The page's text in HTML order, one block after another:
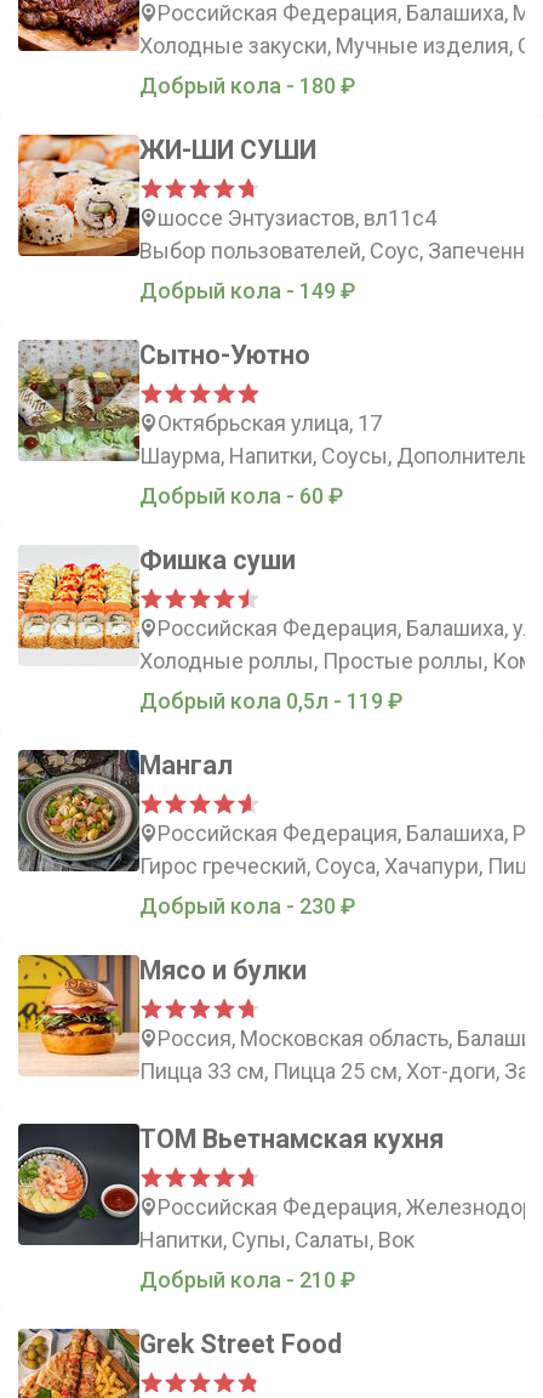
Российская Федерация, Балашиха,
Холодные закуски, Мучные изделия,
Добрый кола - 180 ₽
ЖИ-ШИ СУШИ
шоссе Энтузиастов, вл11с4
Выбор пользователей, Соус,
Добрый кола - 149 ₽
Сытно-Уютно
Октябрьская улица, 17
Шаурма, Напитки, Соусы,
Добрый кола - 60 ₽
Фишка суши
Российская Федерация, Балашиха,
Холодные роллы, Простые роллы,
Добрый кола 0,5л - 119 ₽
Мангал
Российская Федерация, Балашиха,
Гирос греческий, Соуса, Хачапури,
Добрый кола - 230 ₽
Мясо и булки
Россия, Московская область,
Пицца 33 см, Пицца 25 см, Хот-доги,
TOM Вьетнамская кухня
Российская Федерация,
Напитки, Супы, Салаты, Вок
Добрый кола - 210 ₽
Grek Street Food